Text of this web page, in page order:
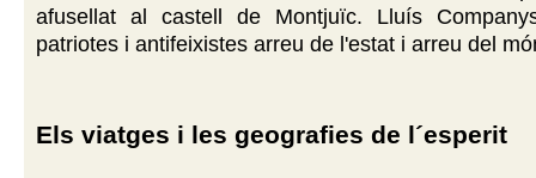
afusellat al castell de Montjuïc. Lluís
patriotes i antifeixistes arreu de l'estat i arreu del
Els viatges i les geografies de l´esperit